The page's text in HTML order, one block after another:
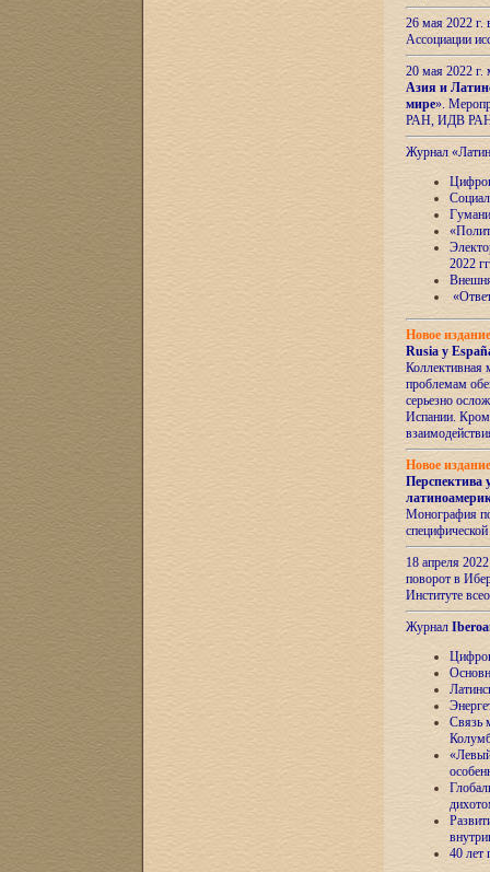
26 мая 2022
Ассоциации
20 мая 2022
Азия и
мире».
РАН, ИДВ
Журнал
2022
Новое
Rusia y
Коллективная
проблемам
серьезно
Испании.
Новое
Перспектива
Монография
18 апреля
поворот в
Институте
Журнал
Связь
40 лет